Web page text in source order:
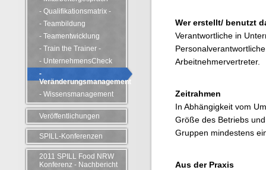
- Qualifikationsmatrix -
- Teambildung
- Teamentwicklung
- Train the Trainer -
- UnternehmensCheck
-
Veränderungsmanagement
- Wissensmanagement
Veröffentlichungen
SPILL-Konferenzen
2011 SPILL Food NRW
Konferenz - Nachbericht
Wer erstellt/ benutzt
Verantwortliche in
Arbeitnehmervertreter.
Zeitrahmen
In Abhängigkeit vom
Größe des Betriebs
Gruppen mindestens
Aus der Praxis